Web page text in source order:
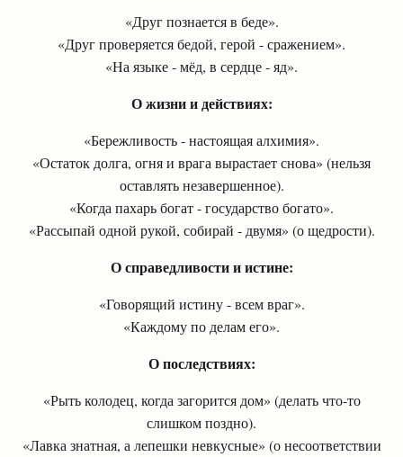
«Друг познается в беде».
«Друг проверяется бедой, герой - сражением».
«На языке - мёд, в сердце - яд».
О жизни и действиях:
«Бережливость - настоящая алхимия».
«Остаток долга, огня и врага вырастает снова» (нельзя
оставлять незавершенное).
«Когда пахарь богат - государство богато».
«Рассыпай одной рукой, собирай - двумя» (о щедрости).
О справедливости и истине:
«Говорящий истину - всем враг».
«Каждому по делам его».
О последствиях:
«Рыть колодец, когда загорится дом» (делать что-то
слишком поздно).
«Лавка знатная, а лепешки невкусные» (о несоответствии